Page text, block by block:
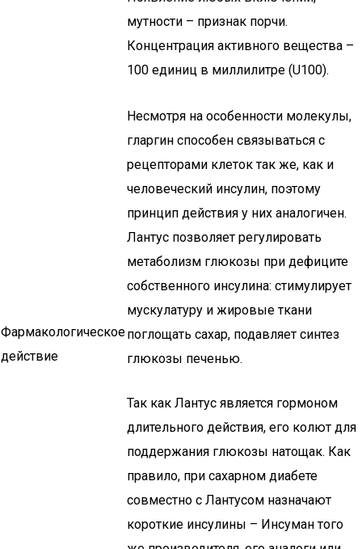
мутности – признак порчи.
Концентрация активного вещества –
100 единиц в миллилитре (U100).
Фармакологическое
действие
Несмотря на особенности молекулы,
гларгин способен связываться с
рецепторами клеток так же, как и
человеческий инсулин, поэтому
принцип действия у них аналогичен.
Лантус позволяет регулировать
метаболизм глюкозы при дефиците
собственного инсулина: стимулирует
мускулатуру и жировые ткани
поглощать сахар, подавляет синтез
глюкозы печенью.
Так как Лантус является гормоном
длительного действия, его колют для
поддержания глюкозы натощак. Как
правило, при сахарном диабете
совместно с Лантусом назначают
короткие инсулины – Инсуман того